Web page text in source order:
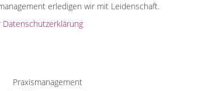
erledigen wir mit Leidenschaft.
Praxismanagement
Datenschutzerklärung